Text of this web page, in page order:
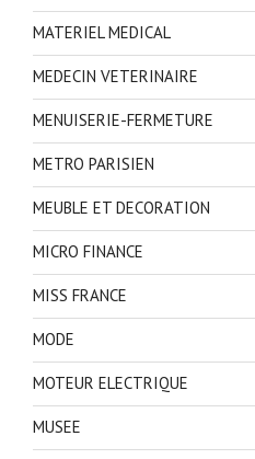
MATERIEL MEDICAL
MEDECIN VETERINAIRE
MENUISERIE-FERMETURE
METRO PARISIEN
MEUBLE ET DECORATION
MICRO FINANCE
MISS FRANCE
MODE
MOTEUR ELECTRIQUE
MUSEE